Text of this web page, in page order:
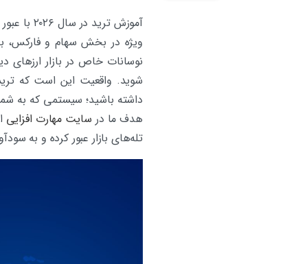
آموزش
ویژه در بخش سهام و فارکس،
نوسانات خاص در بازار
شوید. واقعیت این است که
داشته باشید؛ سیستمی که به
هدف ما در سایت مهارت افزایی
تله‌های بازار عبور کرده و به